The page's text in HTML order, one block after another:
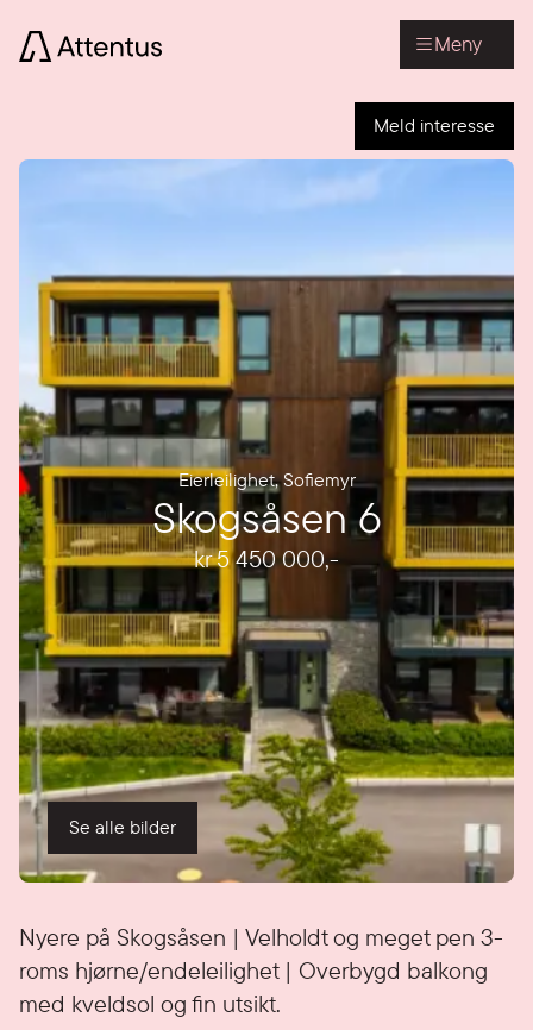
Meny
Meld interesse
Eierleilighet,Sofiemyr
Skogsåsen 6
kr 5 450 000,-
Se alle bilder
Nyere på Skogsåsen | Velholdt og meget pen 3-
roms hjørne/endeleilighet | Overbygd balkong
med kveldsol og fin utsikt.
Detaljer